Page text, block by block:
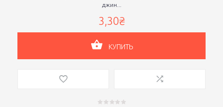
джин...
3,30₴
КУПИТЬ